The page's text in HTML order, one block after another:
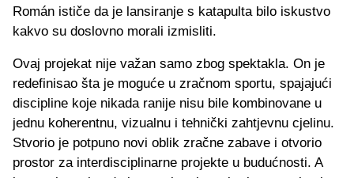
Román ističe da je lansiranje s katapulta bilo iskustvo
kakvo su doslovno morali izmisliti.
Ovaj projekat nije važan samo zbog spektakla. On je
redefinisao šta je moguće u zračnom sportu, spajajući
discipline koje nikada ranije nisu bile kombinovane u
jednu koherentnu, vizualnu i tehnički zahtjevnu cjelinu.
Stvorio je potpuno novi oblik zračne zabave i otvorio
prostor za interdisciplinarne projekte u budućnosti. A